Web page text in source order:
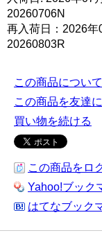
20260706N
再入荷日：2026年
20260803R
この商品につい
この商品を友達
買い物を続ける
この商品をロ
Yahoo!ブック
はてなブック